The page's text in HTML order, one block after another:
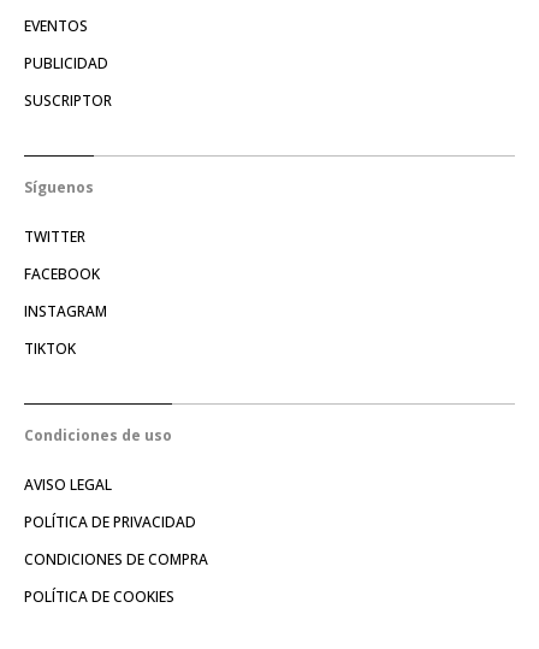
EVENTOS
PUBLICIDAD
SUSCRIPTOR
Síguenos
TWITTER
FACEBOOK
INSTAGRAM
TIKTOK
Condiciones de uso
AVISO LEGAL
POLÍTICA DE PRIVACIDAD
CONDICIONES DE COMPRA
POLÍTICA DE COOKIES